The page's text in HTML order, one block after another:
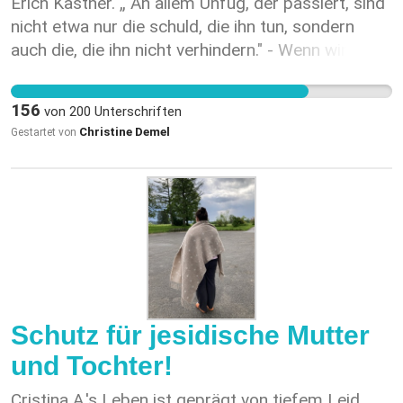
Phosphor verursacht bei Kontakt schwere
Verbrennungen an Personen und Gegenständen.
anderen Konfliktgebieten in letzter Zeit aufs
Schärfste verurteilt, hier jedoch nicht?
nicht etwa nur die schuld, die ihn tun, sondern
auch die, die ihn nicht verhindern." - Wenn wir
Grausamkeiten, welcher der Familie drohen, mit
schuld.
156 von 200 Unterschriften
Gestartet von Christine Demel
Schutz für jesidische Mutter
und Tochter!